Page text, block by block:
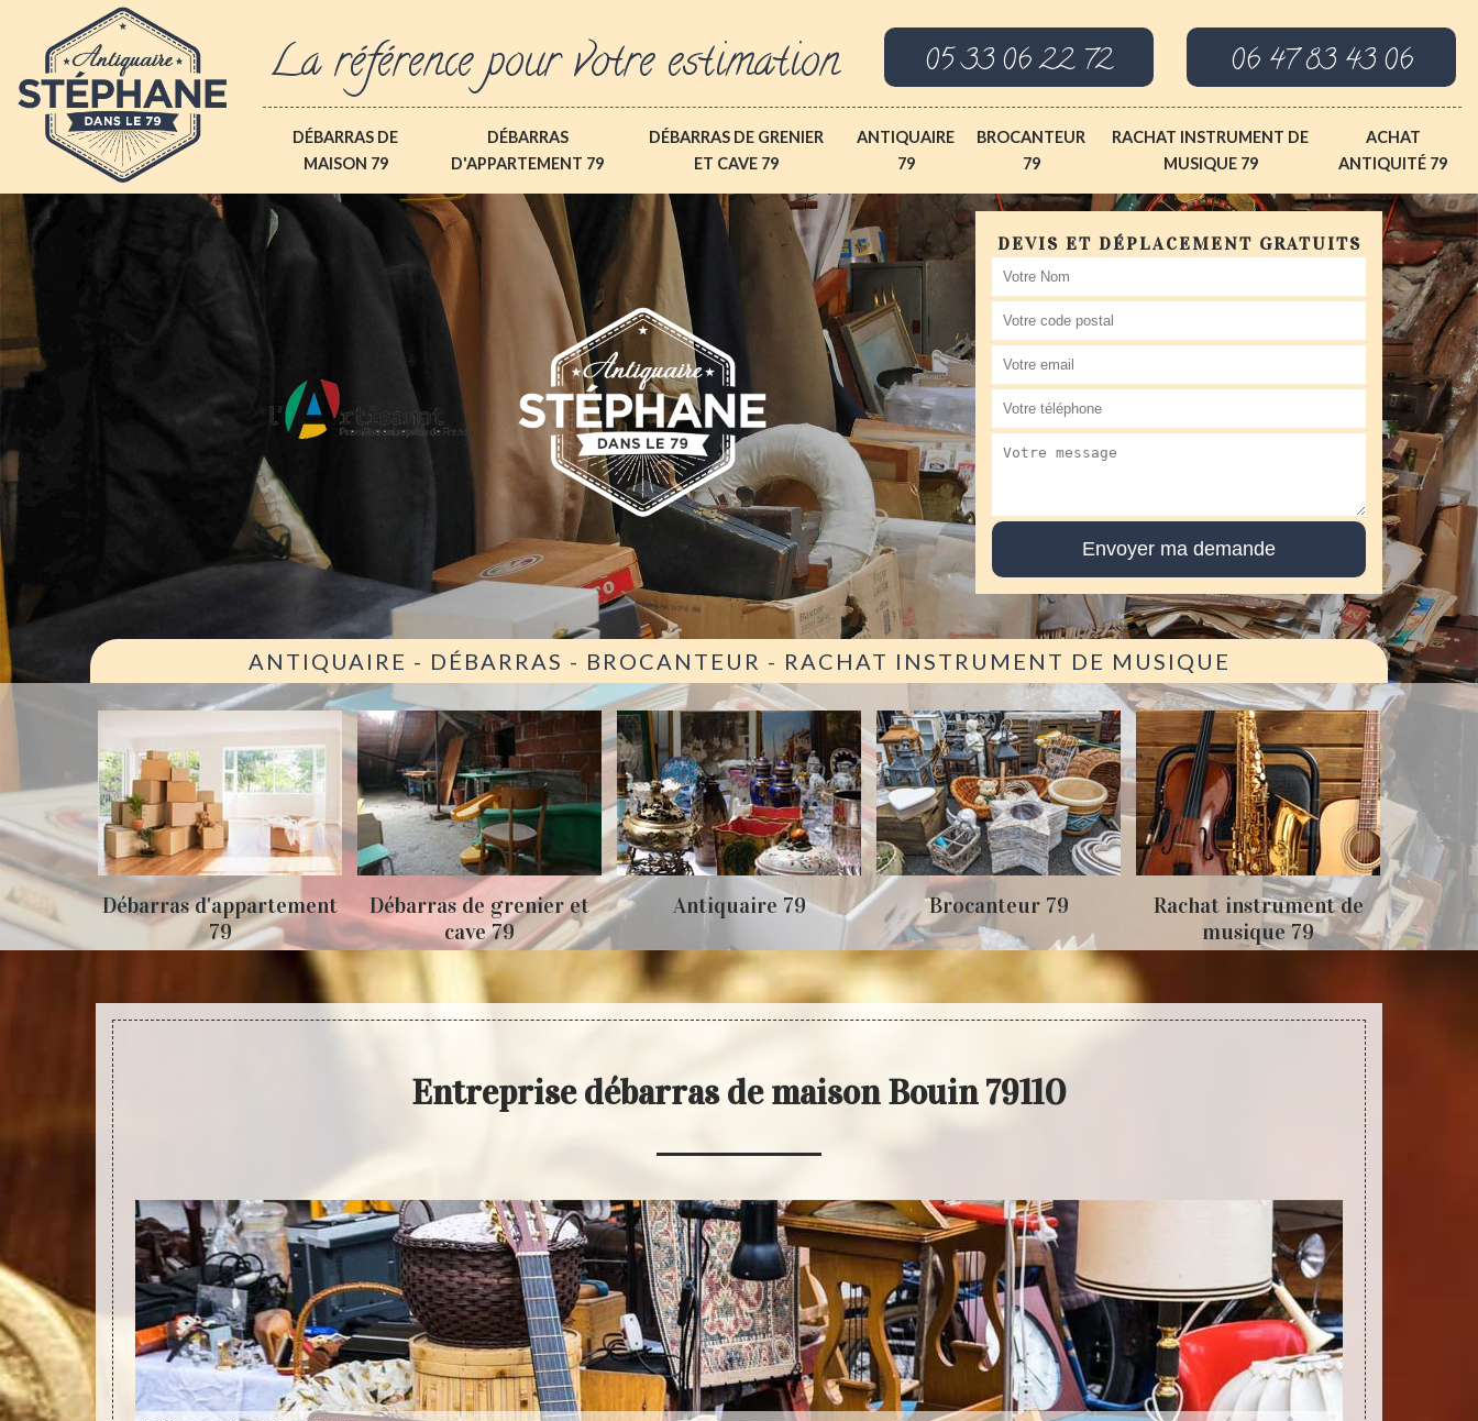
La référence pour votre estimation 05 33 06 22 72 06 47 83 43 06
DÉBARRAS DE
MAISON 79
DÉBARRAS
D'APPARTEMENT 79
DÉBARRAS DE GRENIER
ET CAVE 79
ANTIQUAIRE
79
BROCANTEUR
79
RACHAT INSTRUMENT DE
MUSIQUE 79
ACHAT
ANTIQUITÉ 79
DEVIS ET DÉPLACEMENT GRATUITS
ANTIQUAIRE - DÉBARRAS - BROCANTEUR - RACHAT INSTRUMENT DE MUSIQUE
79
Débarras d'appartement
79
Débarras de grenier et
cave 79
Antiquaire 79 Brocanteur 79
Rachat instrument de
musique 79
Entreprise débarras de maison Bouin 79110